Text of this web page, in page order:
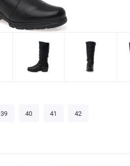
39 40 41 42